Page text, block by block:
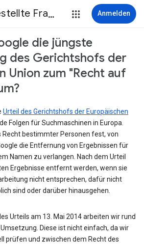
Häufig gestellte Fragen Anmelden
die jüngste
des Gerichtshofs der
Union zum "Recht auf
Urteil des Gerichtshofs der Europäischen
Folgen für Suchmaschinen in Europa.
Recht bestimmter Personen fest, von
die Entfernung von Ergebnissen für
Namen zu verlangen. Nach dem Urteil
Ergebnisse entfernt werden, wenn sie
nicht entsprechen, dafür nicht
sind oder darüber hinausgehen.
Urteils am 13. Mai 2014 arbeiten wir rund
Diese ist nicht einfach, da wir
prüfen und zwischen dem Recht des